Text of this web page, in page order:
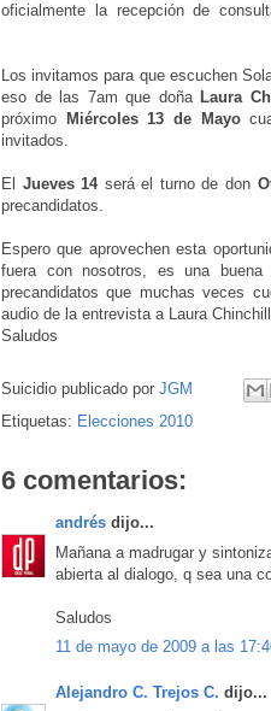
oficialmente la recepción de
Los invitamos para que escuchen
eso de las 7am que doña Laura
próximo
Miércoles 13 de Mayo
invitados.
El Jueves 14será el turno de don
precandidatos.
Espero que aprovechen esta
fuera con nosotros, es una
precandidatos que muchas veces
audio de la entrevista a Laura
Saludos
Suicidio publicado por JGM
Etiquetas: Elecciones 2010
6 comentarios:
andrés dijo...
Mañana a madrugar y
abierta al dialogo, q sea una
Saludos
11 de mayo de 2009 a las
Alejandro C. Trejos C. dijo...